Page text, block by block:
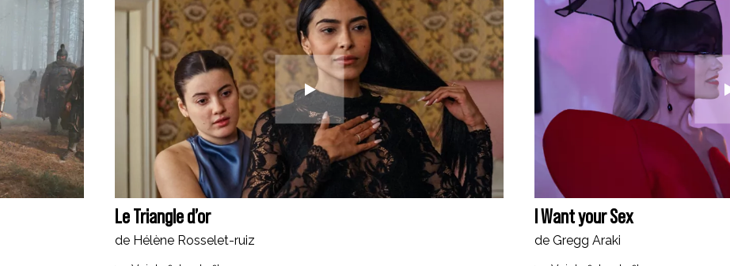
Le Triangle d’or
de Hélène Rosselet-ruiz
I Want your Sex
de Gregg Araki